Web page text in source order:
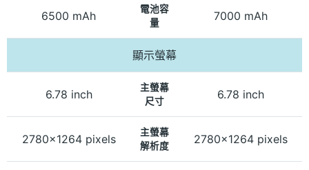
6500 mAh
電池容
量
7000 mAh
顯示螢幕
6.78 inch
主螢幕
尺寸
6.78 inch
2780x1264 pixels
主螢幕
解析度
2780x1264 pixels